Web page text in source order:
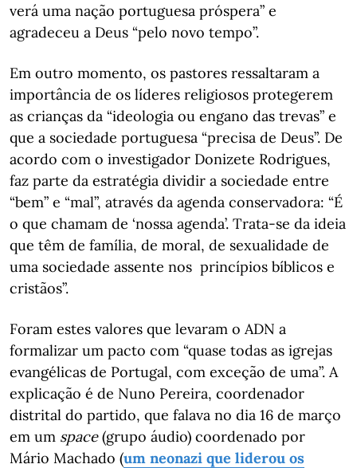
verá uma nação portuguesa próspera” e
agradeceu a Deus “pelo novo tempo”.
Em outro momento, os pastores ressaltaram a
importância de os líderes religiosos protegerem
as crianças da “ideologia ou engano das trevas” e
que a sociedade portuguesa “precisa de Deus”. De
acordo com o investigador Donizete Rodrigues,
faz parte da estratégia dividir a sociedade entre
“bem” e “mal”, através da agenda conservadora: “É
o que chamam de ‘nossa agenda’. Trata-se da ideia
que têm de família, de moral, de sexualidade de
uma sociedade assente nos princípios bíblicos e
cristãos”.
Foram estes valores que levaram o ADN a
formalizar um pacto com “quase todas as igrejas
evangélicas de Portugal, com exceção de uma”. A
explicação é de Nuno Pereira, coordenador
distrital do partido, que falava no dia 16 de março
em um space(grupo áudio) coordenado por
Mário Machado (um neonazi que liderou os